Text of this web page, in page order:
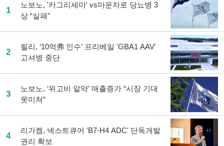
1
노보노, '카그리세마' vs마운자로 당뇨병 3
상 “실패”
2
릴리, ‘10억弗 인수’ 프리베일 'GBA1 AAV'
고셔병 중단
3
노보노, ‘위고비 알약’ 매출증가 “시장 기대
못미쳐”
4
리가켐, 넥스트큐어 'B7-H4 ADC' 단독개발
권리 확보